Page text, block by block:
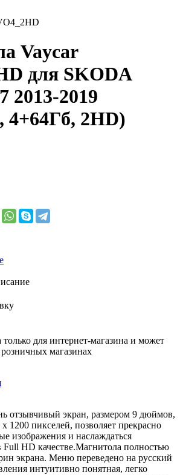
Vaycar
для SKODA
2013-2019
4+64Гб, 2HD)
для интернет-магазина и может
магазинах
отзывчивый экран, размером 9 дюймов,
1200 пикселей, позволяет прекрасно
изображения и наслаждаться
Full HD качестве.Магнитола полностью
экрана. Меню переведено на русский
интуитивно понятная, легко